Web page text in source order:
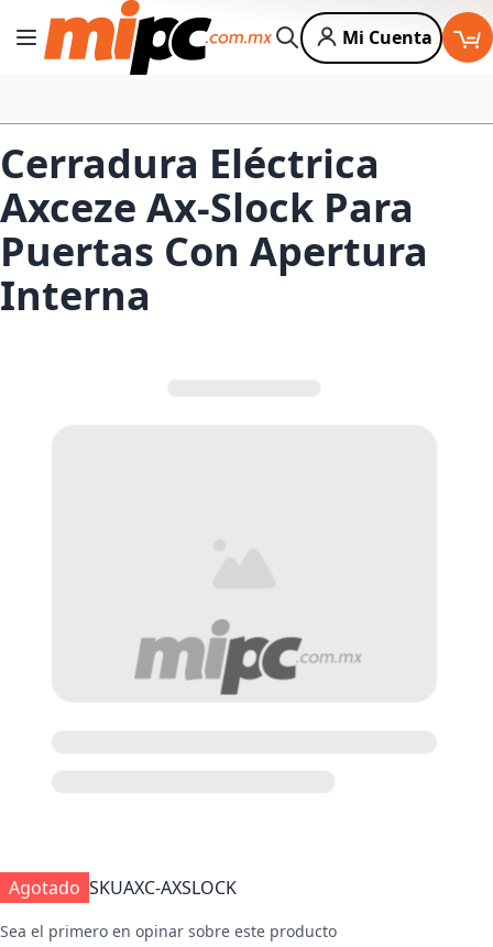
Cambiar Nav
Buscar
Mi Cuenta
Cerradura Eléctrica
Axceze Ax-Slock Para
Puertas Con Apertura
Interna
Agotado SKUAXC-AXSLOCK
Sea el primero en opinar sobre este producto